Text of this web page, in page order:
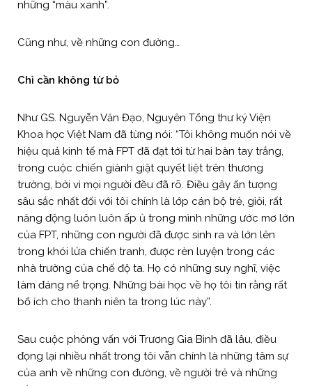
những “màu xanh”.
Cũng như, về những con đường…
Chỉ cần không từ bỏ
Như GS. Nguyễn Văn Đạo, Nguyên Tổng thư ký Viện
Khoa học Việt Nam đã từng nói: “Tôi không muốn nói về
hiệu quả kinh tế mà FPT đã đạt tới từ hai bàn tay trắng,
trong cuộc chiến giành giật quyết liệt trên thương
trường, bởi vì mọi người đều đã rõ. Điều gây ấn tượng
sâu sắc nhất đối với tôi chính là lớp cán bộ trẻ, giỏi, rất
năng động luôn luôn ấp ủ trong mình những ước mơ lớn
của FPT, những con người đã được sinh ra và lớn lên
trong khói lửa chiến tranh, được rèn luyện trong các
nhà trường của chế độ ta. Họ có những suy nghĩ, việc
làm đáng nể trọng. Những bài học về họ tôi tin rằng rất
bổ ích cho thanh niên ta trong lúc này”.
Sau cuộc phỏng vấn với Trương Gia Bình đã lâu, điều
đọng lại nhiều nhất trong tôi vẫn chính là những tâm sự
của anh về những con đường, về người trẻ và những